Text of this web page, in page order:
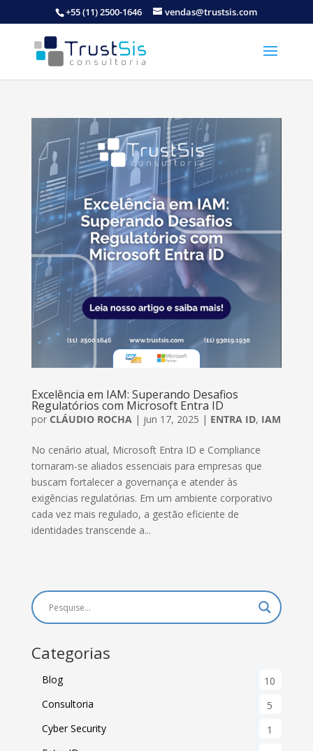
+55 (11) 2500-1646 vendas@trustsis.com
Excelência em IAM: Superando Desafios
Regulatórios com Microsoft Entra ID
por CLÁUDIO ROCHA| jun 17, 2025 | ENTRA ID, IAM
No cenário atual, Microsoft Entra ID e Compliance
tornaram-se aliados essenciais para empresas que
buscam fortalecer a governança e atender às
exigências regulatórias. Em um ambiente corporativo
cada vez mais regulado, a gestão eficiente de
identidades transcende a...
Categorias
Blog
10
Consultoria
5
Cyber Security
1